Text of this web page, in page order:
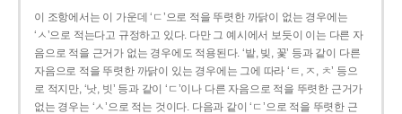
이 조항에서는 이 가운데 ‘ㄷ’으로 적을 뚜렷한 까닭이 없는 경우에는
‘ㅅ’으로 적는다고 규정하고 있다. 다만 그 예시에서 보듯이 이는 다른 자
음으로 적을 근거가 없는 경우에도 적용된다. ‘밭, 빚, 꽃’ 등과 같이 다른
자음으로 적을 뚜렷한 까닭이 있는 경우에는 그에 따라 ‘ㅌ, ㅈ, ㅊ’ 등으
로 적지만, ‘낫, 빗’ 등과 같이 ‘ㄷ’이나 다른 자음으로 적을 뚜렷한 근거가
없는 경우는 ‘ㅅ’으로 적는 것이다. 다음과 같이 ‘ㄷ’으로 적을 뚜렷한 근